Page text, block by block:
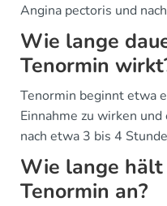
Angina pectoris und
Wie lange
Tenormin
Tenormin beginnt etwa
Einnahme zu wirken
nach etwa 3 bis 4
Wie lange
Tenormin an?